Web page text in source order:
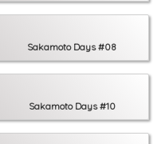
Sakamoto Days #08
Sakamoto Days #10